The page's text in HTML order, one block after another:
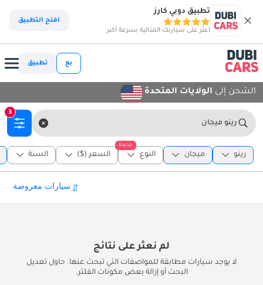
تطبيق دوبي كارز
اعثر على سيارتك المثالية بسرعة أكبر
افتح التطبيق
بع تطبيق
الشحن إلى الولايات المتحدة
رينو ميجان
3
رينو ميجان
جديدة
النوع السعر ($) السنة
لم نعثر على نتائج
لا يوجد سيارات مطابقة للمواصفات التي تبحث عنها. حاول تعديل
البحث أو إزالة بعض مكونات الفلتر.